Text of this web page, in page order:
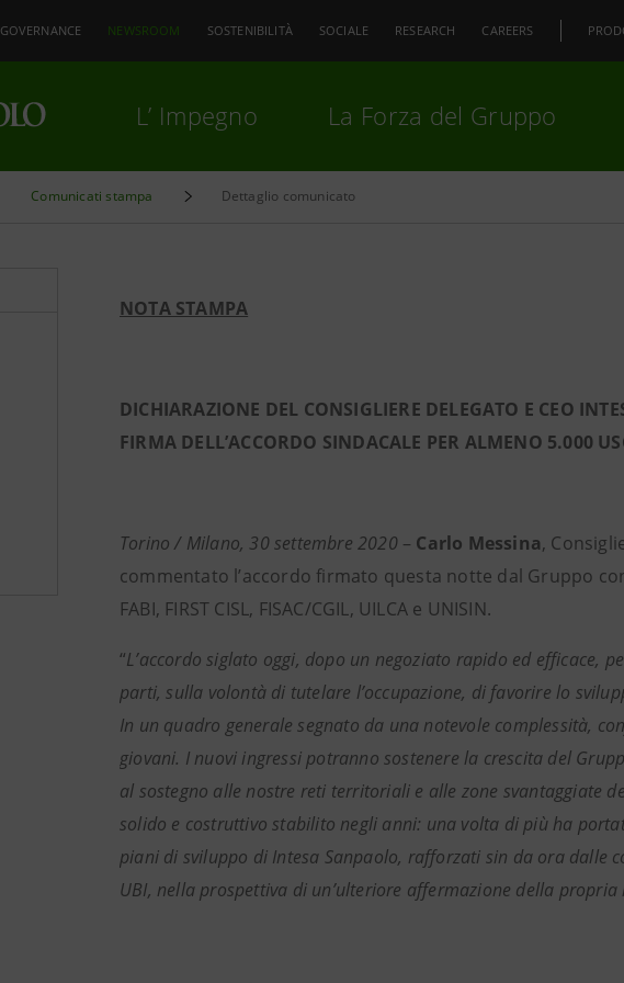
GOVERNANCE NEWSROOM SOSTENIBILITÀ SOCIALE RESEARCH CAREERS
L’ Impegno La Forza del Gruppo
Comunicati stampa Dettaglio comunicato
NOTA STAMPA
DICHIARAZIONE DEL CONSIGLIERE DELEGATO E CEO
FIRMA DELL’ACCORDO SINDACALE PER ALMENO 5.000
Torino / Milano, 30 settembre 2020 – Carlo Messina,
commentato l’accordo firmato questa notte dal Gruppo
FABI, FIRST CISL, FISAC/CGIL, UILCA e UNISIN.
“L’accordo siglato oggi, dopo un negoziato rapido ed efficace,
parti, sulla volontà di tutelare l’occupazione, di favorire lo
In un quadro generale segnato da una notevole complessità,
giovani. I nuovi ingressi potranno sostenere la crescita del
al sostegno alle nostre reti territoriali e alle zone svantaggiate
solido e costruttivo stabilito negli anni: una volta di più ha
piani di sviluppo di Intesa Sanpaolo, rafforzati sin da ora dalle
UBI, nella prospettiva di un’ulteriore affermazione della